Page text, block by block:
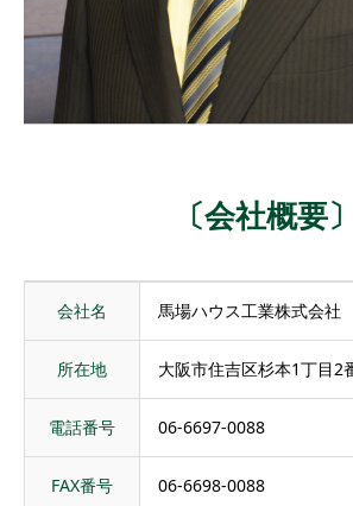
〔会社概要〕
会社名 馬場ハウス工業株式会社
所在地 大阪市住吉区杉本1丁目2
電話番号 06-6697-0088
FAX番号 06-6698-0088